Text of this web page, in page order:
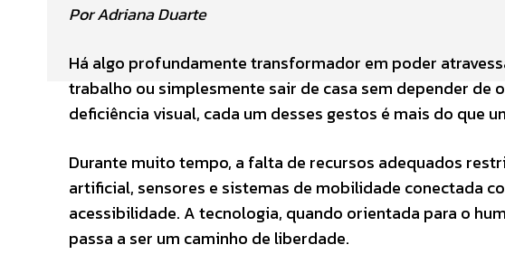
Por Adriana Duarte
Há algo profundamente transformador em poder
trabalho ou simplesmente sair de casa sem depender de
deficiência visual, cada um desses gestos é mais do que
Durante muito tempo, a falta de recursos adequados
artificial, sensores e sistemas de mobilidade conectada
acessibilidade. A tecnologia, quando orientada para o
passa a ser um caminho de liberdade.